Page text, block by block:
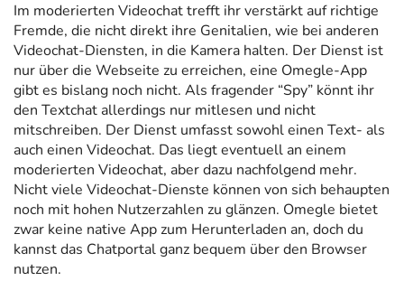
Im moderierten Videochat trefft ihr verstärkt auf richtige
Fremde, die nicht direkt ihre Genitalien, wie bei anderen
Videochat-Diensten, in die Kamera halten. Der Dienst ist
nur über die Webseite zu erreichen, eine Omegle-App
gibt es bislang noch nicht. Als fragender “Spy” könnt ihr
den Textchat allerdings nur mitlesen und nicht
mitschreiben. Der Dienst umfasst sowohl einen Text- als
auch einen Videochat. Das liegt eventuell an einem
moderierten Videochat, aber dazu nachfolgend mehr.
Nicht viele Videochat-Dienste können von sich behaupten
noch mit hohen Nutzerzahlen zu glänzen. Omegle bietet
zwar keine native App zum Herunterladen an, doch du
kannst das Chatportal ganz bequem über den Browser
nutzen.